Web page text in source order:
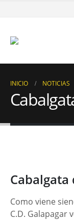
INICIO NOTICIAS
Cabalgata
Como viene
C.D. Galapagar